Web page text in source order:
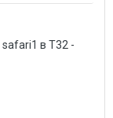
safari1 в T32 -